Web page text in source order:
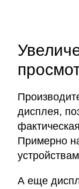
дисплея,
Примерно
А еще